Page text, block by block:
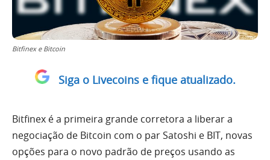
Bitfinex e Bitcoin
Siga o Livecoins e fique atualizado.
Bitfinex é a primeira grande corretora a liberar a
negociação de Bitcoin com o par Satoshi e BIT, novas
opções para o novo padrão de preços usando as